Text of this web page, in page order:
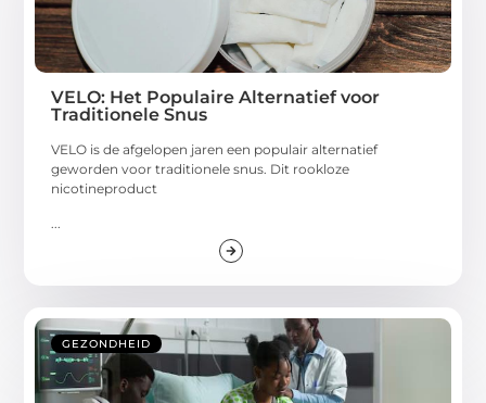
VELO: Het Populaire Alternatief voor
Traditionele Snus
VELO is de afgelopen jaren een populair alternatief
geworden voor traditionele snus. Dit rookloze
nicotineproduct
GEZONDHEID